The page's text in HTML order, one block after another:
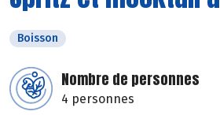
Boisson
Nombre de personnes
4 personnes